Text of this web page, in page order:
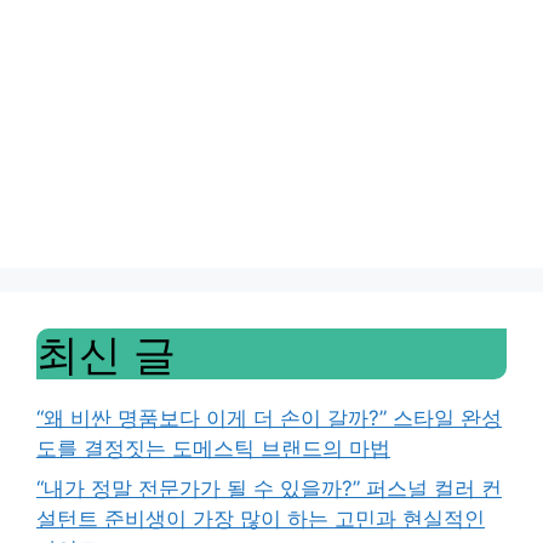
최신 글
“왜 비싼 명품보다 이게 더 손이 갈까?” 스타일 완성
도를 결정짓는 도메스틱 브랜드의 마법
“내가 정말 전문가가 될 수 있을까?” 퍼스널 컬러 컨
설턴트 준비생이 가장 많이 하는 고민과 현실적인